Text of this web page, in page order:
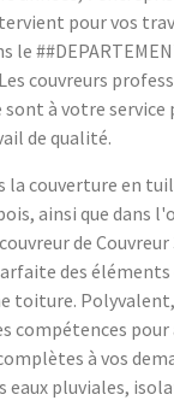
pour vos
le
couvreurs
à votre service
de qualité.
la couverture en
ainsi que dans
de Couvreur
des éléments
toiture.
compétences
à vos
eaux pluviales,